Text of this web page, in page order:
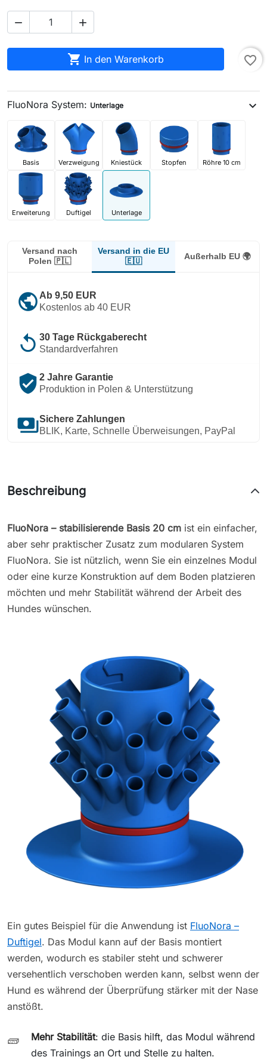
 
 In den Warenkorb favorite_border
FluoNora System: Unterlage expand_more
Basis Verzweigung Kniestück Stopfen Röhre 10 cm
Erweiterung Duftigel Unterlage
Versand nach
Polen 🇵🇱
Versand in die EU
🇪🇺
Außerhalb EU 🌍
public Ab 9,50 EUR
Kostenlos ab 40 EUR
replay 30 Tage Rückgaberecht
Standardverfahren
verified_user 2 Jahre Garantie
Produktion in Polen & Unterstützung
paymentsSichere Zahlungen
BLIK, Karte, Schnelle Überweisungen, PayPal
Beschreibung
FluoNora – stabilisierende Basis 20 cm ist ein einfacher,
aber sehr praktischer Zusatz zum modularen System
FluoNora. Sie ist nützlich, wenn Sie ein einzelnes Modul
oder eine kurze Konstruktion auf dem Boden platzieren
möchten und mehr Stabilität während der Arbeit des
Hundes wünschen.
Ein gutes Beispiel für die Anwendung ist FluoNora –
Duftigel. Das Modul kann auf der Basis montiert
werden, wodurch es stabiler steht und schwerer
versehentlich verschoben werden kann, selbst wenn der
Hund es während der Überprüfung stärker mit der Nase
anstößt.
🧱 Mehr Stabilität: die Basis hilft, das Modul während
des Trainings an Ort und Stelle zu halten.